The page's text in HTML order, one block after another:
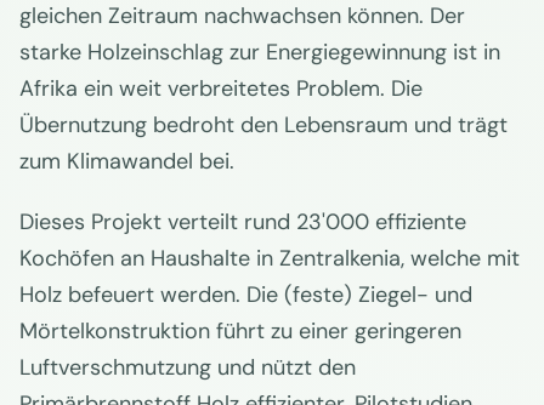
gleichen Zeitraum nachwachsen können. Der
starke Holzeinschlag zur Energiegewinnung ist in
Afrika ein weit verbreitetes Problem. Die
Übernutzung bedroht den Lebensraum und trägt
zum Klimawandel bei.
Dieses Projekt verteilt rund 23'000 effiziente
Kochöfen an Haushalte in Zentralkenia, welche mit
Holz befeuert werden. Die (feste) Ziegel- und
Mörtelkonstruktion führt zu einer geringeren
Luftverschmutzung und nützt den